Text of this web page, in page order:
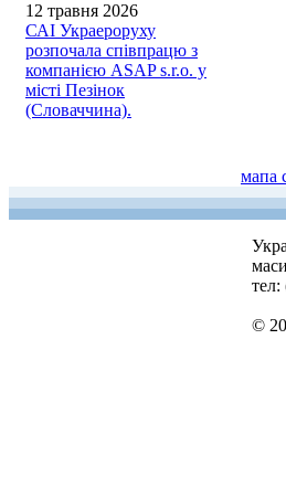
12 травня 2026
САІ Украероруху
розпочала співпрацю з
компанією ASAP s.r.o. у
місті Пезінок
(Словаччина).
мапа
©